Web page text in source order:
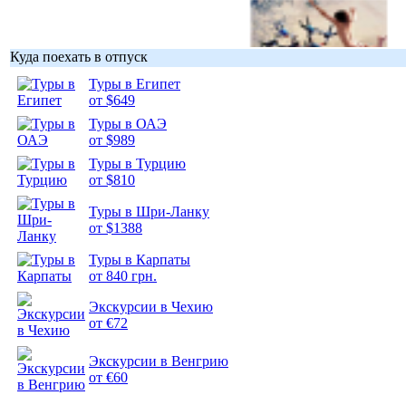
Куда поехать в отпуск
Туры в Египет
от $649
Туры в ОАЭ
от $989
Туры в Турцию
от $810
Туры в Шри-Ланку
от $1388
Туры в Карпаты
от 840 грн.
Экскурсии в Чехию
от €72
Экскурсии в Венгрию
от €60